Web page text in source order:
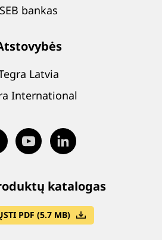
SEB bankas
Latvia
International
katalogas
PDF (5.7 MB)